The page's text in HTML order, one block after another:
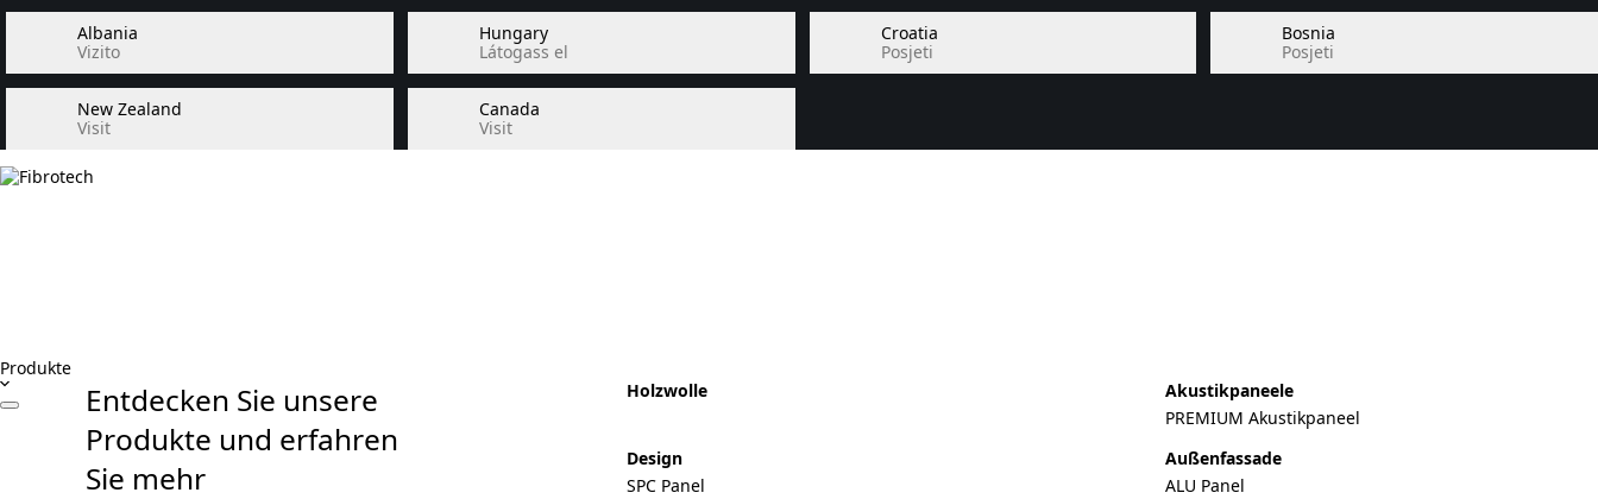
Albania
Vizito
Hungary
Látogass el
Croatia
Posjeti
Bosnia
Posjeti
New Zealand
Visit
Canada
Visit
Produkte
Entdecken Sie unsere
Produkte und erfahren
Sie mehr
Holzwolle
Akustikpaneele
PREMIUM Akustikpaneel
Design
SPC Panel
Außenfassade
ALU Panel